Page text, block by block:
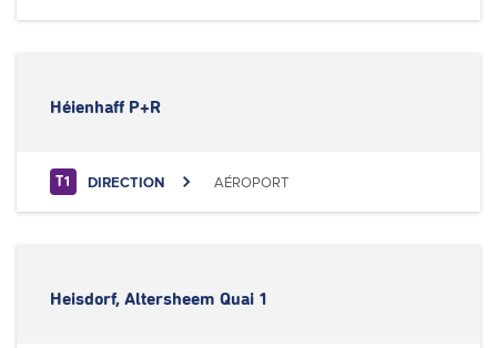
Héienhaff P+R
T1 DIRECTION AÉROPORT
Heisdorf, Altersheem Quai 1